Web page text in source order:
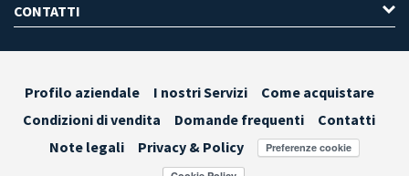
CONTATTI
Profilo aziendale I nostri Servizi
Come acquistare
Condizioni di vendita
Domande frequenti
Contatti
Note legali
Privacy & Policy Preferenze cookie